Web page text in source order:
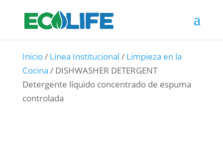
Inicio/ Linea Institucional / Limpieza en la
Cocina / DISHWASHER DETERGENT
Detergente líquido concentrado de espuma
controlada